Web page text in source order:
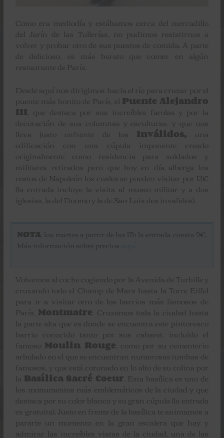
Como era mediodía y estábamos cerca del mercadillo
del Jarín de las Tullerías, no pudimos resistirnos a
volver y probar otro de sus puestos de comida. A parte
de delicioso, es más barato que comer en algún
restaurante de París.
Desde aquí nos dirigimos hacia el río para cruzar por el
puente más bonito de París, el Puente Alejandro
III , que destaca por sus increíbles farolas y por la
decoración de sus columnas y esculturas, y que nos
lleva justo enfrente de los Inválidos, una
edificación con una cúpula imponente creado
originalmente como residencia para soldados y
militares retirados pero que hoy en día alberga los
restos de Napoleón los cuales se pueden visitar por 12€
(la entrada incluye la visita al museo militar y a dos
iglesias, la del Duomo y la de San Luis des invalides).
NOTA : los martes a partir de las 17h la entrada cuesta 9€.
Más información sobre precios
Volvemos al coche cogiendo por la Avenida de Turbille y
cruzando todo el Champ de Mars hasta la Torre Eiffel
para ir a visitar otro de los barrios más famosos de
París, Montmatre . Cruzamos toda la ciudad hasta
la parte alta que es donde se encuentra este pintoresco
barrio conocido tanto por sus cabaret, incluido el
famoso Moulin Rouge , como por su cementerio
arbolado en el que se encuentran numerosas tumbas de
famosos, y que está coronado en lo alto de su colina por
la Basílica Sacré Coeur . Esta basílica es uno de
los monumentos más emblemáticos de la ciudad y que
destaca por su color blanco y su gran cúpula (la entrada
es gratuita). Justo en frente de la basílica te animamos a
pararte un momento en la gran escalera que hay y
admirar las increíbles vistas de la ciudad, una de las